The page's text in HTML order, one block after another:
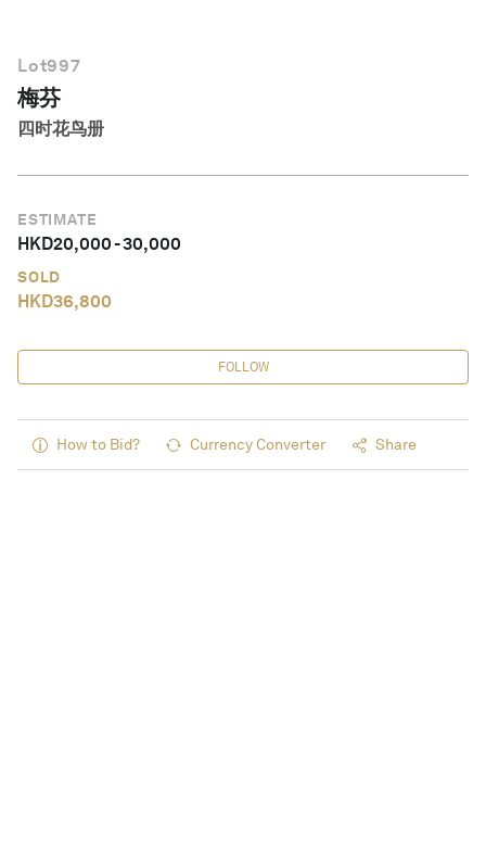
Lot997
梅芬
四时花鸟册
ESTIMATE
HKD20,000-30,000
SOLD
HKD36,800
FOLLOW
How to Bid? Currency Converter Share